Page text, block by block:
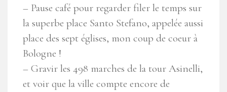
– Pause café pour regarder filer le temps sur
la superbe place Santo Stefano, appelée aussi
place des sept églises, mon coup de coeur à
Bologne !
– Gravir les 498 marches de la tour Asinelli,
et voir que la ville compte encore de